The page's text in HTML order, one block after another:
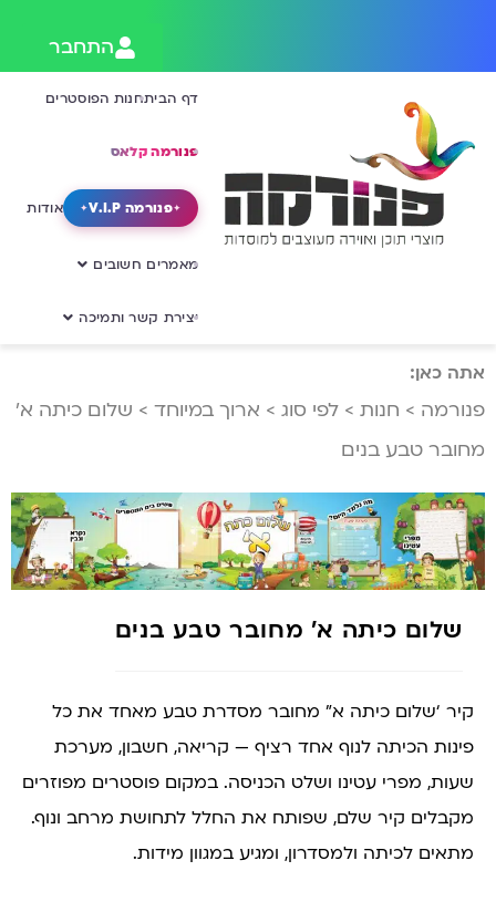
התחבר
דף הביתחנות הפוסטרים
פנורמה קלאס
פנורמה V.I.P אודות
מאמרים חשובים
יצירת קשר ותמיכה
אתה כאן:
פנורמה > חנות > לפי סוג > ארוך במיוחד > שלום כיתה א’
מחובר טבע בנים
שלום כיתה א’ מחובר טבע בנים
קיר ‘שלום כיתה א” מחובר מסדרת טבע מאחד את כל
פינות הכיתה לנוף אחד רציף — קריאה, חשבון, מערכת
שעות, מפרי עטינו ושלט הכניסה. במקום פוסטרים מפוזרים
מקבלים קיר שלם, שפותח את החלל לתחושת מרחב ונוף.
מתאים לכיתה ולמסדרון, ומגיע במגוון מידות.